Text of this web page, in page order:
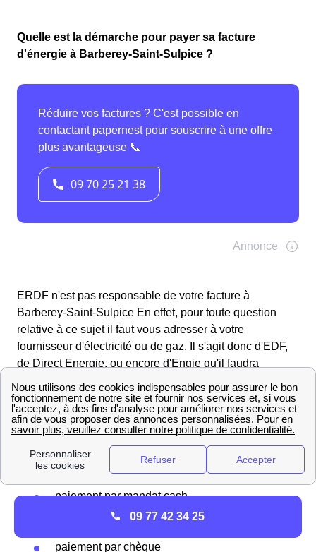
Quelle est la démarche pour payer sa facture
d'énergie à Barberey-Saint-Sulpice ?
ERDF n'est pas responsable de votre facture à
Barberey-Saint-Sulpice En effet, pour toute question
relative à ce sujet il faut vous adresser à votre
fournisseur d'électricité ou de gaz. Il s'agit donc d'EDF,
de Direct Energie, ou encore d'Engie qu'il faudra
alors le moyen de paiement à privilégier ? Cela va
dépendre de vos préférences et de ce que le fournisseur
d'énergie accepte. Sachez toutefois que les modes de
paiement les plus courants sont le :
paiement par mandat cash
paiement par serveur vocal
paiement par chèque
09 77 42 34 25